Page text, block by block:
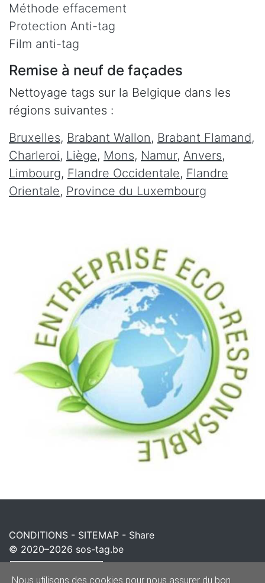
Méthode effacement
Protection Anti-tag
Film anti-tag
Remise à neuf de façades
Nettoyage tags sur la Belgique dans les
régions suivantes :
Bruxelles, Brabant Wallon, Brabant Flamand,
Charleroi, Liège, Mons, Namur, Anvers,
Limbourg, Flandre Occidentale, Flandre
Orientale, Province du Luxembourg
CONDITIONS - SITEMAP - Share
© 2020–2026 sos-tag.be
Powered by
Nous utilisons des cookies pour nous assurer du bon